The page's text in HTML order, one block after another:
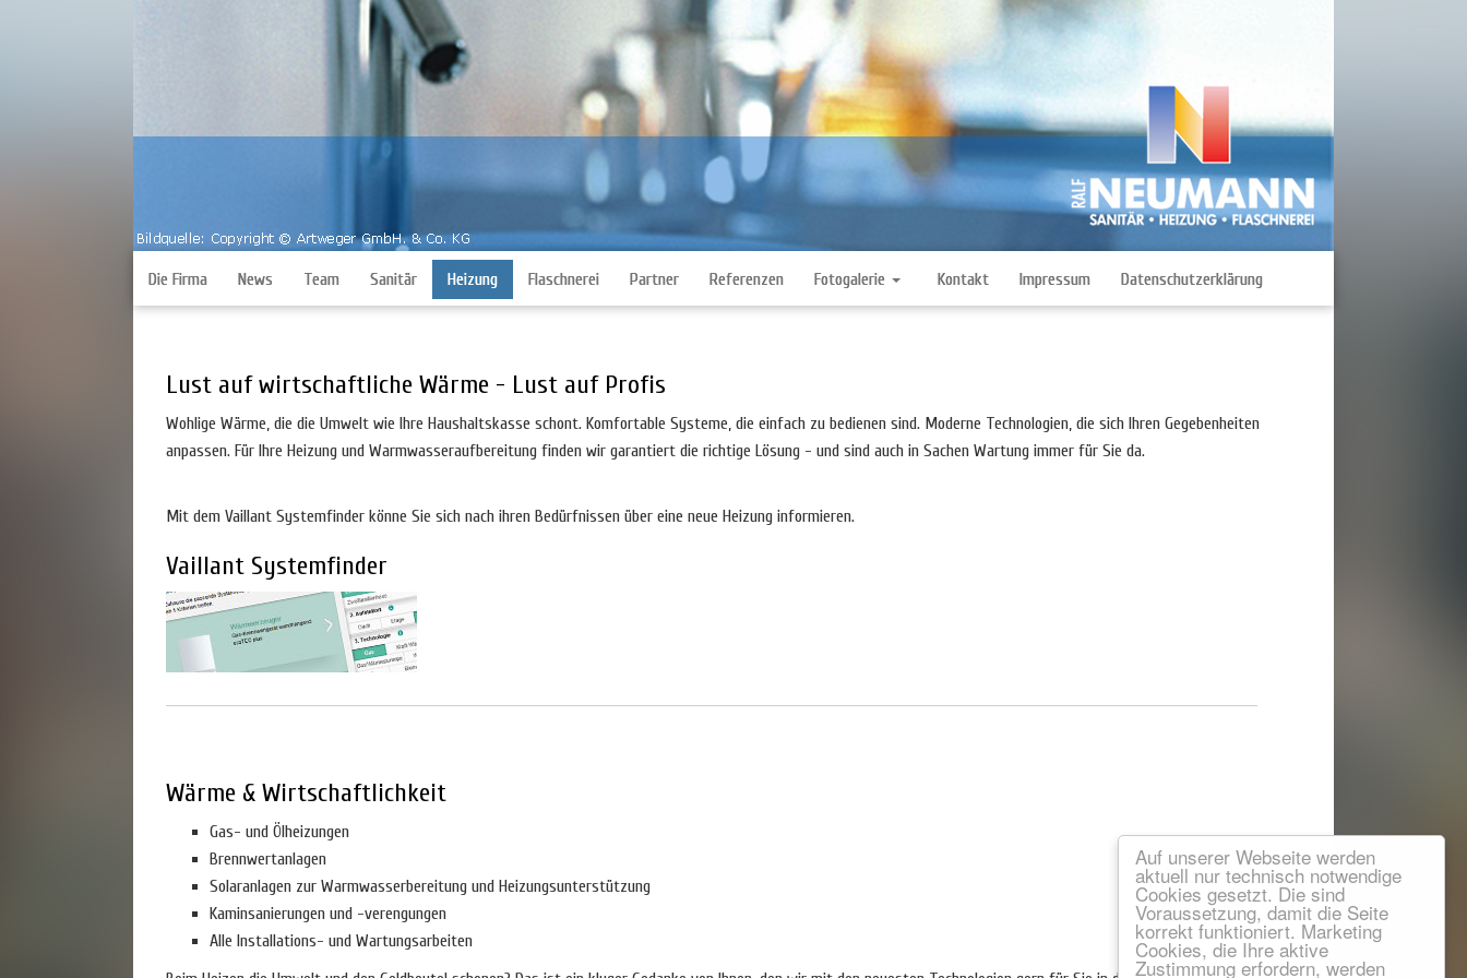
Auf unserer Webseite werden
aktuell nur technisch notwendige
Cookies gesetzt. Die sind
Voraussetzung, damit die Seite
korrekt funktioniert. Marketing
Cookies, die Ihre aktive
Zustimmung erfordern, werden
Die Firma News Team Sanitär Heizung Flaschnerei Partner Referenzen Fotogalerie Kontakt Impressum Datenschutzerklärung
Lust auf wirtschaftliche Wärme - Lust auf Profis
Wohlige Wärme, die die Umwelt wie Ihre Haushaltskasse schont. Komfortable Systeme, die einfach zu bedienen sind. Moderne Technologien, die sich Ihren Gegebenheiten
anpassen. Für Ihre Heizung und Warmwasseraufbereitung finden wir garantiert die richtige Lösung - und sind auch in Sachen Wartung immer für Sie da.
Mit dem Vaillant Systemfinder könne Sie sich nach ihren Bedürfnissen über eine neue Heizung informieren.
Vaillant Systemfinder
Wärme & Wirtschaftlichkeit
Gas- und Ölheizungen
Brennwertanlagen
Solaranlagen zur Warmwasserbereitung und Heizungsunterstützung
Kaminsanierungen und -verengungen
Alle Installations- und Wartungsarbeiten